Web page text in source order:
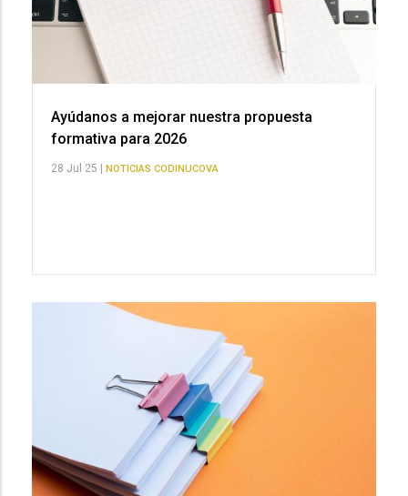
Ayúdanos a mejorar nuestra propuesta
formativa para 2026
28 Jul 25 | NOTICIAS CODINUCOVA